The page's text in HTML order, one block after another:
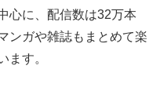
心に、配信数は32万本
ンガや雑誌もまとめて楽
ます。